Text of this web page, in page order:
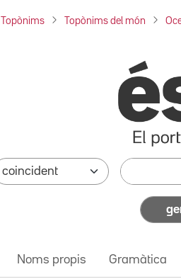
Topònims Topònims del món
Noms propis Gramàtica